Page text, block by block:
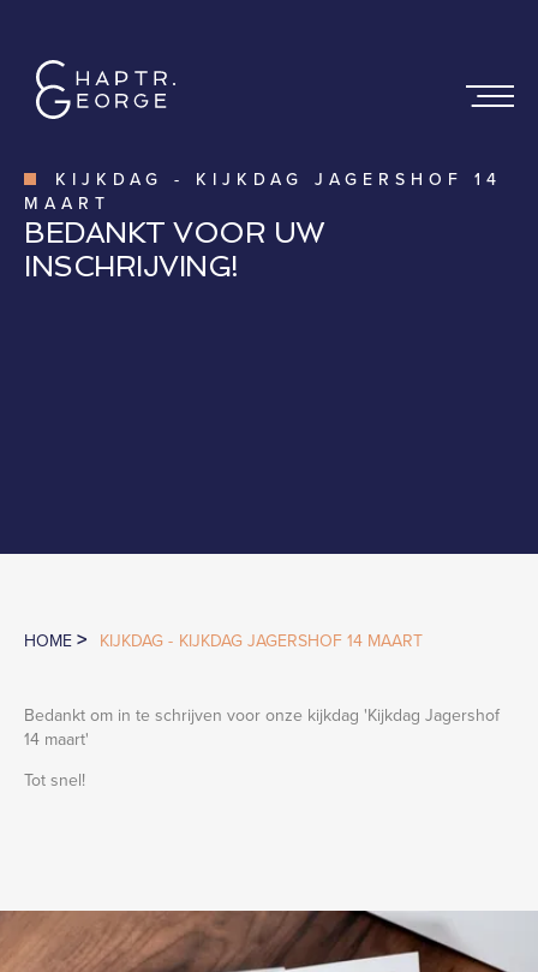
KIJKDAG - KIJKDAG JAGERSHOF 14
MAART
BEDANKT VOOR UW
INSCHRIJVING!
HOME> KIJKDAG - KIJKDAG JAGERSHOF 14 MAART
Bedankt om in te schrijven voor onze kijkdag 'Kijkdag Jagershof
14 maart'
Tot snel!